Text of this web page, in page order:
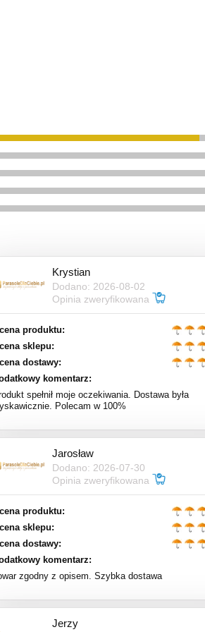
Krystian
Dodano: 2026-08-02
Opinia zweryfikowana
produktu:
sklepu:
dostawy:
komentarz:
spełnił moje oczekiwania. Dostawa była
Polecam w 100%
Jarosław
Dodano: 2026-07-30
Opinia zweryfikowana
produktu:
sklepu:
dostawy:
komentarz:
zgodny z opisem. Szybka dostawa
Jerzy